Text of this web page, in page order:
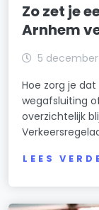
Zo zet je
Arnhem
5
Hoe zorg je
wegafsluiting
overzichtelijk
LEES